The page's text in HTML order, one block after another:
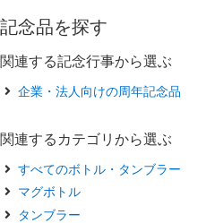
記念品を探す
関連する記念行事から選ぶ
企業・法人向けの周年記念品
関連するカテゴリから選ぶ
すべてのボトル・タンブラー
マグボトル
タンブラー